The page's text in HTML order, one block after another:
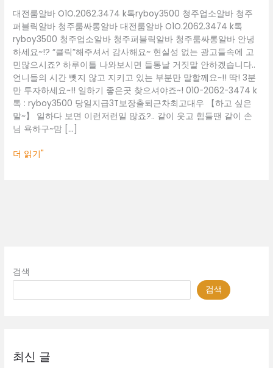
대전룸알바 O1O.2062.3474 k톡ryboy3500 청주업소알바 청주
퍼블릭알바 청주룸싸롱알바 대전룸알바 O1O.2062.3474 k톡
ryboy3500 청주업소알바 청주퍼블릭알바 청주룸싸롱알바 안녕
하세요~!? “클릭”해주셔서 감사해요~ 현실성 없는 광고들속에 고
민많으시죠? 하루이틀 나와보시면 들통날 거짓말 안하겠습니다..
언니들의 시간 뺏지 않고 지키고 있는 부분만 말할께요~!! 딱! 3분
만 투자하세요~!! 일하기 좋은곳 찾으셔야죠~! 010-2062-3474 k
톡 : ryboy3500 당일지급3T보장출퇴근차최고대우 【하고 싶은
말~】 일하다 보면 이런저런일 많죠?.. 같이 웃고 힘들땐 같이 손
님 욕하구~맘 […]
소
알
바
청
주
퍼
블
릭
알
바
주
더 읽기"
검색
검색
최신 글